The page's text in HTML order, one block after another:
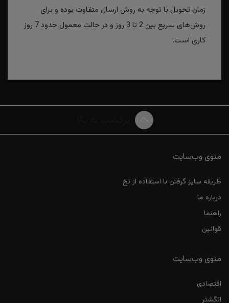
زمان تحویل با توجه به روش ارسال متفاوت بوده و برای
روش‌های سریع بین 2 تا 3 روز و در حالت معمول حدود 7 روز
کاری است.
منوی وب‌سایت
طریقه سایز گرفتن با استفاده از نخ
درباره ما
راهنما
قوانین
منوی وب‌سایت
اقتصادی
انگشتر